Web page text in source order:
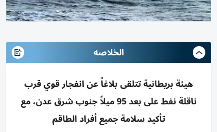
الخلاصه
هيئة بريطانية تتلقى بلاغاً عن انفجار قوي قرب
ناقلة نفط على بعد 95 ميلاً جنوب شرق عدن، مع
تأكيد سلامة جميع أفراد الطاقم